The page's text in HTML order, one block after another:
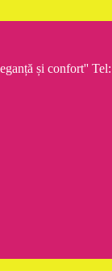
și confort''